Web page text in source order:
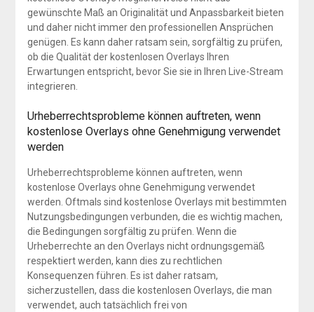
gewünschte Maß an Originalität und Anpassbarkeit bieten
und daher nicht immer den professionellen Ansprüchen
genügen. Es kann daher ratsam sein, sorgfältig zu prüfen,
ob die Qualität der kostenlosen Overlays Ihren
Erwartungen entspricht, bevor Sie sie in Ihren Live-Stream
integrieren.
Urheberrechtsprobleme können auftreten, wenn
kostenlose Overlays ohne Genehmigung verwendet
werden
Urheberrechtsprobleme können auftreten, wenn
kostenlose Overlays ohne Genehmigung verwendet
werden. Oftmals sind kostenlose Overlays mit bestimmten
Nutzungsbedingungen verbunden, die es wichtig machen,
die Bedingungen sorgfältig zu prüfen. Wenn die
Urheberrechte an den Overlays nicht ordnungsgemäß
respektiert werden, kann dies zu rechtlichen
Konsequenzen führen. Es ist daher ratsam,
sicherzustellen, dass die kostenlosen Overlays, die man
verwendet, auch tatsächlich frei von